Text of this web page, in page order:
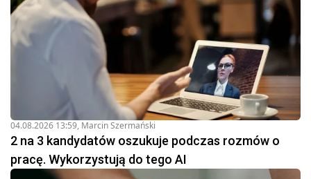
04.08.2026 13:59, Marcin Szermański
2 na 3 kandydatów oszukuje podczas rozmów o
pracę. Wykorzystują do tego AI